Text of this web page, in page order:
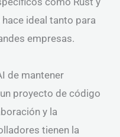
ideal tanto para
empresas.
de mantener
proyecto de código
y la
tienen la